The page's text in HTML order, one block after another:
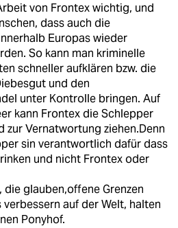
von Frontex wichtig, und
dass auch die
Europas wieder
So kann man kriminelle
schneller aufklären bzw. die
und den
unter Kontrolle bringen. Auf
kann Frontex die Schlepper
zur Vernatwortung ziehen.Denn
sin verantwortlich dafür dass
und nicht Frontex oder
die glauben,offene Grenzen
auf der Welt, halten
Ponyhof.